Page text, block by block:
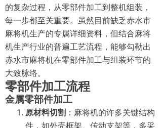
的复杂过程，从零部件加工到整机组装，
每一步都至关重要。虽然目前缺乏赤水市
麻将机生产的专属详细资料，但结合麻将
机生产行业的普遍工艺流程，能够勾勒出
赤水市麻将机在零部件加工与组装环节的
大致脉络。
零部件加工流程
金属零部件加工
原材料切割 ：麻将机的许多关键结构
件，如外壳框架、传动支架等，多采